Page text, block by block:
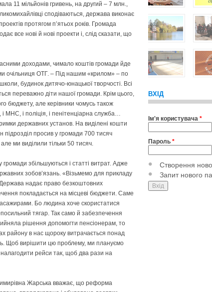
11 мільйонів гривень, на другий – 7 млн.,
сподіваються, держава виконає
протягом п’ятьох років. Громада
все нові й нові проекти і, слід сказати, що
доходами, чимало коштів громади йде
очільниця ОТГ. – Під нашим «крилом» – по
будинок дитячо-юнацької творчості. Всі
переважно діти нашої громади. Крім цього,
бюджету, але керівники чомусь також
МНС, і поліція, і пенітенціарна служба…
державних установ. На виділені кошти
просив у громади 700 тисяч
ми виділили тільки 50 тисяч.
збільшуються і статті витрат. Адже
зобов’язань. «Візьмемо для прикладу
надає право безкоштовних
покладається на місцеві бюджети. Саме
Бо людина хоче скористатися
тягар. Так само й забезпечення
рішення допомогти пенсіонерам, то
району в нас щороку витрачається понад
Щоб вирішити цю проблему, ми плануємо
налагодити рейси так, щоб два рази на
Жарська вважає, що реформа
ВХІД
Ім'я користувача *
Пароль *
Створення
Запит нового